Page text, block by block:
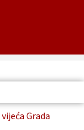
Grada